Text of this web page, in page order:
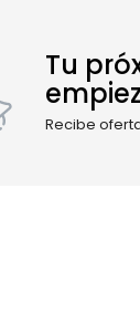
Tu
Recibe